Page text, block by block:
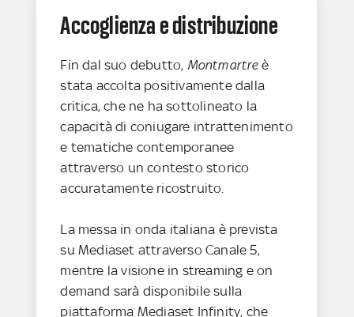
Accoglienza e distribuzione
Fin dal suo debutto, Montmartreè
stata accolta positivamente dalla
critica, che ne ha sottolineato la
capacità di coniugare intrattenimento
e tematiche contemporanee
attraverso un contesto storico
accuratamente ricostruito.
La messa in onda italiana è prevista
su Mediaset attraverso Canale 5,
mentre la visione in streaming e on
demand sarà disponibile sulla
piattaforma Mediaset Infinity, che